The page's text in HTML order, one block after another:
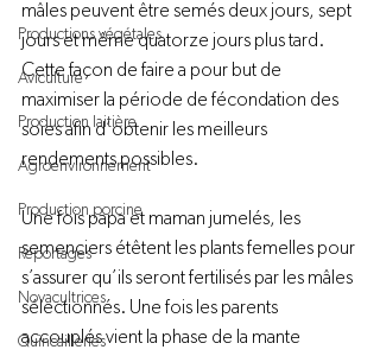
Productions végétales
Aviculture
Production laitière
Agroenvironnement
Production porcine
Reportages
Novacultrices
Quincailleries
mâles peuvent être semés deux jours, sept
jours et même quatorze jours plus tard.
Cette façon de faire a pour but de
maximiser la période de fécondation des
soies afin d’obtenir les meilleurs
rendements possibles.
Une fois papa et maman jumelés, les
semenciers étêtent les plants femelles pour
s’assurer qu’ils seront fertilisés par les mâles
sélectionnés. Une fois les parents
accouplés vient la phase de la mante